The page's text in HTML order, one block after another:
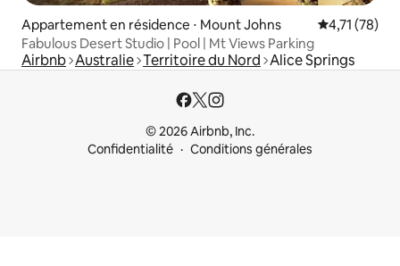
Appartement en résidence ⋅ Mount Johns Évaluation
4,71 (78)
Fabulous Desert Studio | Pool | Mt Views Parking
Airbnb Australie Territoire du Nord Alice Springs
© 2026 Airbnb, Inc.
Confidentialité
Conditions générales